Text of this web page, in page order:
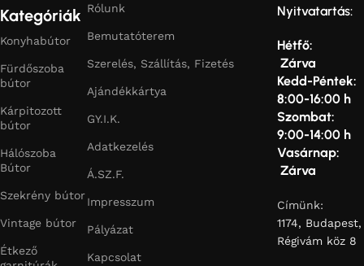
Kategóriák
Konyhabútor
Fürdőszoba
bútor
Kárpitozott
bútor
Hálószoba
Bútor
Szekrény bútor
Vintage bútor
Étkező
Rólunk
Bemutatóterem
Szerelés, Szállítás, Fizetés
Ajándékkártya
GY.I.K.
Adatkezelés
Á.SZ.F.
Impresszum
Pályázat
Kapcsolat
Nyitvatartás:
Hétfő:
Zárva
Kedd-Péntek:
8:00-16:00 h
Szombat:
9:00-14:00 h
Vasárnap:
Zárva
Címünk:
1174, Budapest,
Régivám köz 8